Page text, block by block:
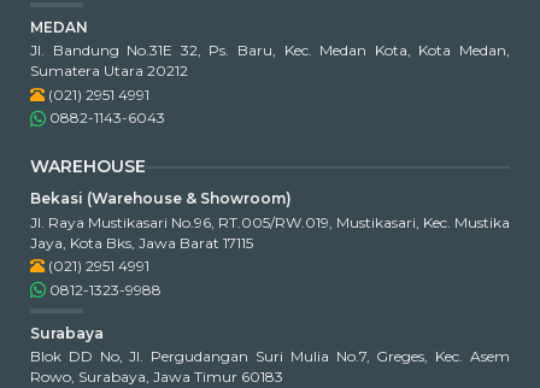
MEDAN
Jl. Bandung No.31E 32, Ps. Baru, Kec. Medan Kota, Kota Medan,
Sumatera Utara 20212
(021) 2951 4991
0882-1143-6043
WAREHOUSE
Bekasi (Warehouse & Showroom)
Jl. Raya Mustikasari No.96, RT.005/RW.019, Mustikasari, Kec. Mustika
Jaya, Kota Bks, Jawa Barat 17115
(021) 2951 4991
0812-1323-9988
Surabaya
Blok DD No, Jl. Pergudangan Suri Mulia No.7, Greges, Kec. Asem
Rowo, Surabaya, Jawa Timur 60183